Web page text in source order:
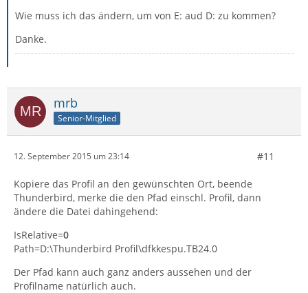
Wie muss ich das ändern, um von E: aud D: zu kommen?
Danke.
mrb
Senior-Mitglied
12. September 2015 um 23:14 #11
Kopiere das Profil an den gewünschten Ort, beende
Thunderbird, merke die den Pfad einschl. Profil, dann
ändere die Datei dahingehend:
IsRelative=0
Path=D:\Thunderbird Profil\dfkkespu.TB24.0
Der Pfad kann auch ganz anders aussehen und der
Profilname natürlich auch.